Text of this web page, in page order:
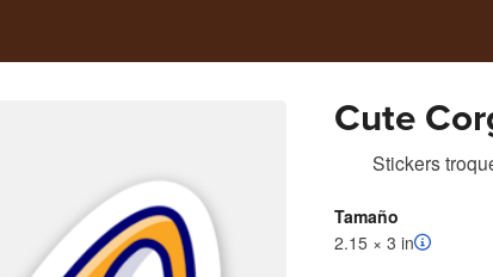
Cute
Stickers
Tamaño
2.15 × 3 in